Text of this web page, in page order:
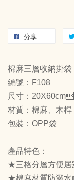
分享
棉麻三層收納掛袋
編號：F108
尺寸：20X60cm
材質：棉麻、木桿
包裝：OPP袋
產品特色：
★三格分層方便居